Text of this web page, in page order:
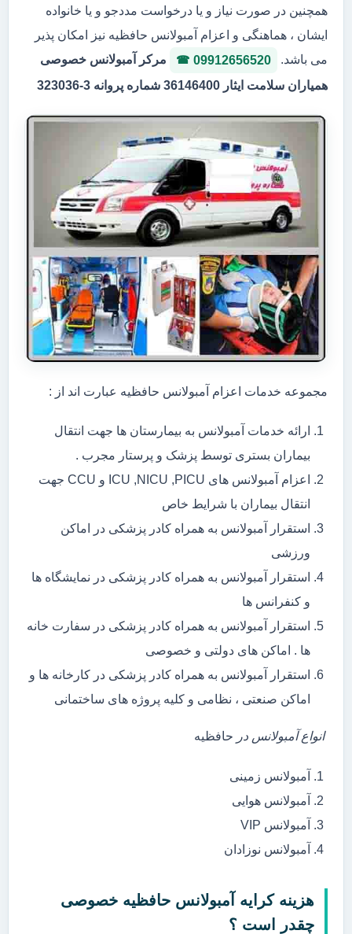
همچنین در صورت نیاز و یا درخواست مددجو و یا خانواده
ایشان ، هماهنگی و اعزام آمبولانس حافظیه نیز امکان پذیر
می باشد.
09912656520
مرکر آمبولانس خصوصی
همیاران سلامت ایثار 36146400 شماره پروانه 3-323036
مجموعه خدمات اعزام آمبولانس حافظیه عبارت اند از :
ارائه خدمات آمبولانس به بیمارستان ها جهت انتقال
بیماران بستری توسط پزشک و پرستار مجرب .
اعزام آمبولانس های ICU ,NICU ,PICU و CCU جهت
انتقال بیماران با شرایط خاص
استقرار آمبولانس به همراه کادر پزشکی در اماکن
ورزشی
استقرار آمبولانس به همراه کادر پزشکی در نمایشگاه ها
و کنفرانس ها
استقرار آمبولانس به همراه کادر پزشکی در سفارت خانه
ها . اماکن های دولتی و خصوصی
استقرار آمبولانس به همراه کادر پزشکی در کارخانه ها و
اماکن صنعتی ، نظامی و کلیه پروژه های ساختمانی
انواع آمبولانس در حافظیه
آمبولانس زمینی
آمبولانس هوایی
آمبولانس VIP
آمبولانس نوزادان
هزینه کرایه آمبولانس حافظیه خصوصی
چقدر است ؟